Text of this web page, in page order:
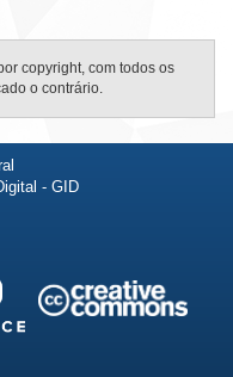
copyright, com todos os
o contrário.
- GID